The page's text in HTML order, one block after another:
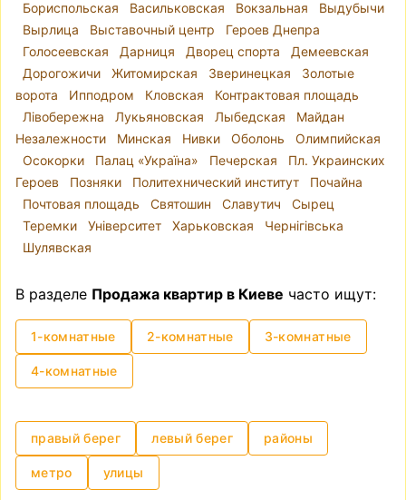
Продажа квартиры без посредников
недорого
Такой вопрос возникает довольно часто —
купить квартиру без посредника. И
действительно — нужен ли риелтор, зачем
платить дополнительные деньги? Примерно
такие же вопросы появляются, когда делаешь
ремонт — а нужен ли дизайнер? Вы можете
самостоятельно найти квартиру, которая
подходит вам по всем критериям и которую
предлагает владелец, проверить, в порядке ли
все документы на квартиру, согласовать все
провести сделку. Однако стоит отметить, что
это может быть довольно хлопотным и
нервным процессом.
Бориспольская
Васильковская Вокзальная
Выдубычи
Вырлица
Выставочный центр
Героев Днепра
Голосеевская
Дарниця Дворец спорта
Демеевская
Дорогожичи
Житомирская Зверинецкая
Золотые
ворота
Ипподром Кловская
Контрактовая площадь
Лівобережна
Лукьяновская Лыбедская
Майдан
Незалежности
Минская Нивки Оболонь
Олимпийская
Осокорки
Палац «Україна» Печерская
Пл. Украинских
Героев
Позняки Политехнический институт
Почайна
Почтовая площадь
Святошин Славутич
Сырец
Теремки
Університет Харьковская
Чернігівська
Шулявская
В разделе Продажа квартир в Киеве часто ищут:
1-комнатные 2-комнатные 3-комнатные
4-комнатные
правый берег левый берег районы
метро улицы